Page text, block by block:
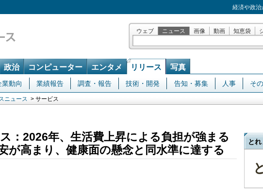
経済や政
ウェブ ニュース 画像 動画 知恵袋
政治 コンピューター エンタメ リリース 写真
業動向 業績報告 調査・報告 技術・開発 告知・募集 人事 そ
ニュース > サービス
：2026年、生活費上昇による負担が強まる
が高まり、健康面の懸念と同水準に達する
とれ